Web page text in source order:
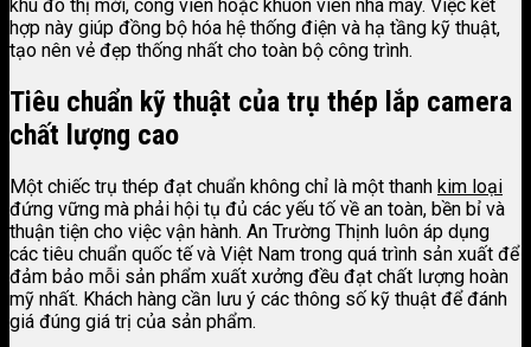
khu đô thị mới, công viên hoặc khuôn viên nhà máy. Việc kết
hợp này giúp đồng bộ hóa hệ thống điện và hạ tầng kỹ thuật,
tạo nên vẻ đẹp thống nhất cho toàn bộ công trình.
Tiêu chuẩn kỹ thuật của trụ thép lắp camera
chất lượng cao
Một chiếc trụ thép đạt chuẩn không chỉ là một thanh kim loại
đứng vững mà phải hội tụ đủ các yếu tố về an toàn, bền bỉ và
thuận tiện cho việc vận hành. An Trường Thịnh luôn áp dụng
các tiêu chuẩn quốc tế và Việt Nam trong quá trình sản xuất để
đảm bảo mỗi sản phẩm xuất xưởng đều đạt chất lượng hoàn
mỹ nhất. Khách hàng cần lưu ý các thông số kỹ thuật để đánh
giá đúng giá trị của sản phẩm.